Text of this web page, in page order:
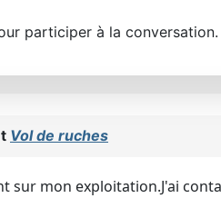
participer à la conversation.
Vol de ruches
sur mon exploitation.J'ai